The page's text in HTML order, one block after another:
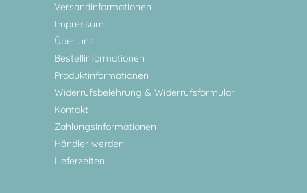
Versandinformationen
Impressum
Über uns
Bestellinformationen
Produktinformationen
Widerrufsbelehrung & Widerrufsformular
Kontakt
Zahlungsinformationen
Händler werden
Lieferzeiten